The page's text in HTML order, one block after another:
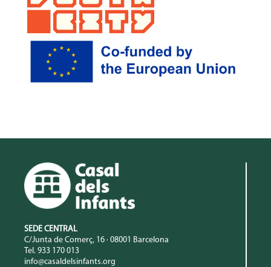
SEDE CENTRAL
C/Junta de Comerç, 16 · 08001 Barcelona
Tel. 933 170 013
info@casaldelsinfants.org